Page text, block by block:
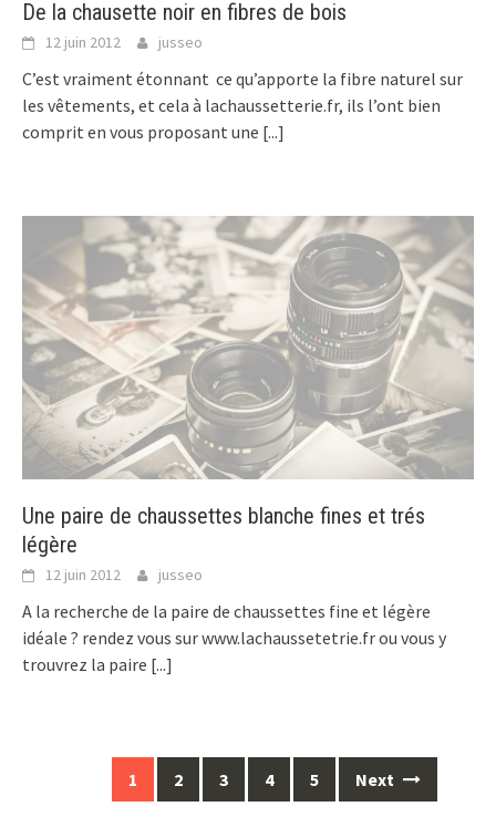
De la chausette noir en fibres de bois
12 juin 2012 jusseo
C’est vraiment étonnant ce qu’apporte la fibre naturel sur
les vêtements, et cela à lachaussetterie.fr, ils l’ont bien
comprit en vous proposant une [...]
Une paire de chaussettes blanche fines et trés
légère
12 juin 2012 jusseo
A la recherche de la paire de chaussettes fine et légère
idéale ? rendez vous sur www.lachaussetetrie.fr ou vous y
trouvrez la paire [...]
navigation
1 2 3 4 5 Next